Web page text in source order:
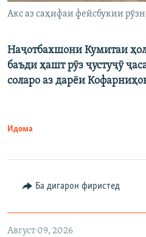
Акс аз саҳифаи фейсбукии
Наҷотбахшони Кумитаи
баъди ҳашт рӯз ҷустуҷӯ
соларо аз дарёи
Идома
Ба дигарон фиристед
Август 09, 2026